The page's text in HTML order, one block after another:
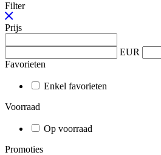
Filter
Prijs
EUR
Favorieten
Enkel favorieten
Voorraad
Op voorraad
Promoties